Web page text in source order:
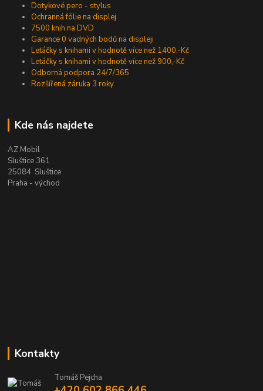
Dotykové pero - stylus
Ochranná fólie na displej
7500 knih na DVD
Garance 0 vadných bodů na displeji
Letáčky s knihami v hodnotě více než 1400,-Kč
Letáčky s knihami v hodnotě více než 900,-Kč
Odborná podpora 24/7/365
Rozšířená záruka 3 roky
Kde nás najdete
AZ Mobil
Sluštice 361
25084 Sluštice
Praha - východ
Kontakty
Tomáš Pejcha